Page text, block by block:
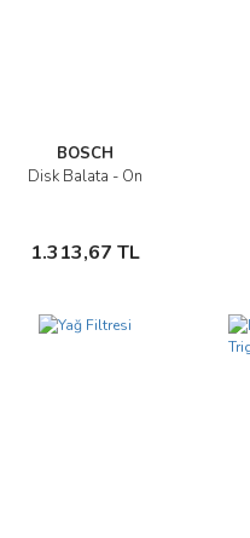
BOSCH
Disk Balata - Ön
1.313,67 TL
İncele
Sepete Ekle